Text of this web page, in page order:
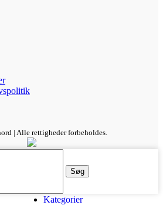
| Alle rettigheder forbeholdes.
Søg
Kategorier